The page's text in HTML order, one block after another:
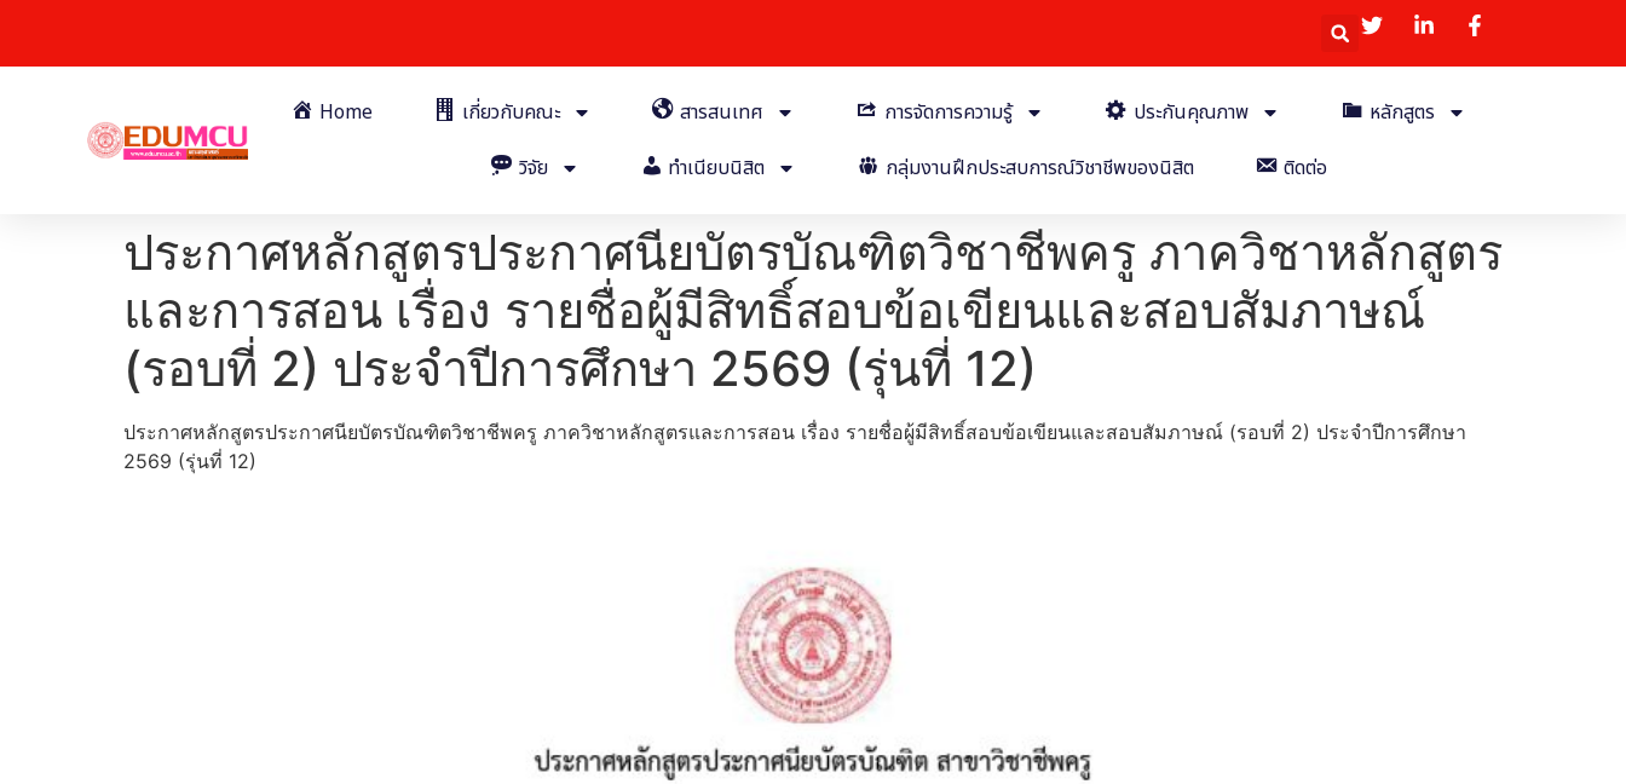
Home เกี่ยวกับคณะ สารสนเทศ การจัดการความรู้ ประกันคุณภาพ
หลักสูตร
วิจัย
ทำเนียบนิสิต กลุ่มงานฝึกประสบการณ์วิชาชีพของนิสิต ติดต่อ
ประกาศหลักสูตรประกาศนียบัตรบัณฑิตวิชาชีพครู ภาควิชาหลักสูตร
และการสอน เรื่อง รายชื่อผู้มีสิทธิ์สอบข้อเขียนและสอบสัมภาษณ์
(รอบที่ 2) ประจำปีการศึกษา 2569 (รุ่นที่ 12)
ประกาศหลักสูตรประกาศนียบัตรบัณฑิตวิชาชีพครู ภาควิชาหลักสูตรและการสอน เรื่อง รายชื่อผู้มีสิทธิ์สอบข้อเขียนและสอบสัมภาษณ์ (รอบที่ 2) ประจำปีการศึกษา
2569 (รุ่นที่ 12)